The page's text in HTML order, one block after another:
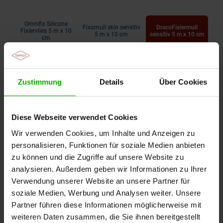
Zustimmung Details Über Cookies
Diese Webseite verwendet Cookies
Wir verwenden Cookies, um Inhalte und Anzeigen zu
personalisieren, Funktionen für soziale Medien anbieten
zu können und die Zugriffe auf unsere Website zu
analysieren. Außerdem geben wir Informationen zu Ihrer
Verwendung unserer Website an unsere Partner für
soziale Medien, Werbung und Analysen weiter. Unsere
Partner führen diese Informationen möglicherweise mit
weiteren Daten zusammen, die Sie ihnen bereitgestellt
Omnifix Silicone
Fixiervlies 5 m x 10
cm
Fixomull skin sensitiv
5 m x 10 cm
DracoFixiermull
sensitiv 5 m x 10 cm
Paul Hartmann AG
80,96 €
BSN Medical GmbH
Budgetrelevante Abrechnungspreise der vdek-
Kassen für je 1 Stück